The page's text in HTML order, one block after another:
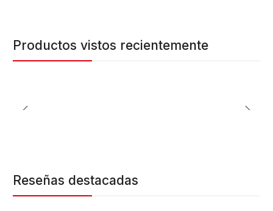
Productos vistos recientemente
Reseñas destacadas